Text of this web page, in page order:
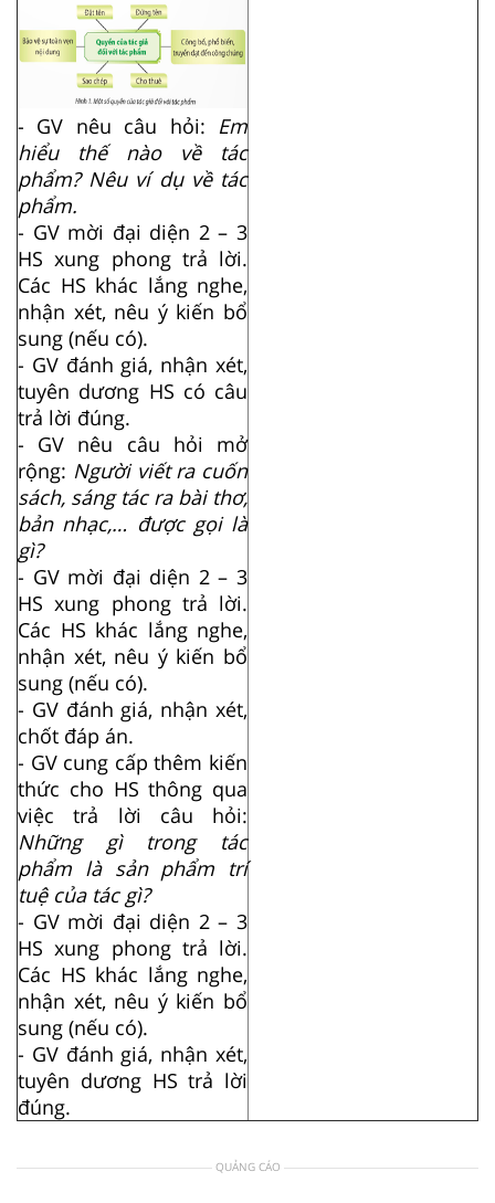
- GV nêu câu hỏi: Em
hiểu thế nào về tác
phẩm? Nêu ví dụ về tác
phẩm.
- GV mời đại diện 2 – 3
HS xung phong trả lời.
Các HS khác lắng nghe,
nhận xét, nêu ý kiến bổ
sung (nếu có).
- GV đánh giá, nhận xét,
tuyên dương HS có câu
trả lời đúng.
- GV nêu câu hỏi mở
rộng: Người viết ra cuốn
sách, sáng tác ra bài thơ,
bản nhạc,… được gọi là
gì?
- GV mời đại diện 2 – 3
HS xung phong trả lời.
Các HS khác lắng nghe,
nhận xét, nêu ý kiến bổ
sung (nếu có).
- GV đánh giá, nhận xét,
chốt đáp án.
- GV cung cấp thêm kiến
thức cho HS thông qua
việc trả lời câu hỏi:
Những gì trong tác
phẩm là sản phẩm trí
tuệ của tác gì?
- GV mời đại diện 2 – 3
HS xung phong trả lời.
Các HS khác lắng nghe,
nhận xét, nêu ý kiến bổ
sung (nếu có).
- GV đánh giá, nhận xét,
tuyên dương HS trả lời
đúng.
QUẢNG CÁO